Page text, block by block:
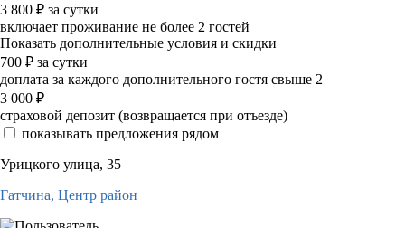
3 800 ₽ за сутки
включает проживание не более 2 гостей
Показать дополнительные условия и скидки
700 ₽ за сутки
доплата за каждого дополнительного гостя свыше 2
3 000 ₽
страховой депозит (возвращается при отъезде)
показывать предложения рядом
Урицкого улица, 35
Гатчина, Центр район